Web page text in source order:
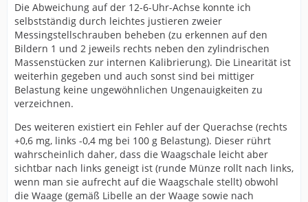
Die Abweichung auf der 12-6-Uhr-Achse konnte ich
selbstständig durch leichtes justieren zweier
Messingstellschrauben beheben (zu erkennen auf den
Bildern 1 und 2 jeweils rechts neben den zylindrischen
Massenstücken zur internen Kalibrierung). Die Linearität ist
weiterhin gegeben und auch sonst sind bei mittiger
Belastung keine ungewöhnlichen Ungenauigkeiten zu
verzeichnen.
Des weiteren existiert ein Fehler auf der Querachse (rechts
+0,6 mg, links -0,4 mg bei 100 g Belastung). Dieser rührt
wahrscheinlich daher, dass die Waagschale leicht aber
sichtbar nach links geneigt ist (runde Münze rollt nach links,
wenn man sie aufrecht auf die Waagschale stellt) obwohl
die Waage (gemäß Libelle an der Waage sowie nach